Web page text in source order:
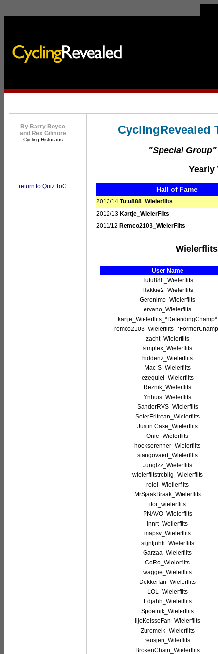
By Barry Boyce
and Rex Gilmore
Cycling Historians
return to Quiz ToC
CyclingRevealed
"Special
Yearly
Hall of Fame
2013/14 Tutu888_Wielerflits
2012/13 Kartje_WielerFlits
2011/12 Remco2103_WielerFlits
User Name
Tutu888_Wielerflits
Hakkie2_Wielerflits
Geronimo_Wielerflits
ervano_Wielerflits
kartje_Wielerflits_*DefendingChamp*
zacht_Wielerflits
simplex_Wielerflits
hiddenz_Wielerflits
Mac-S_Wielerflits
ezequiel_Wielerflits
Reznik_Wielerflits
Ynhuis_Wielerflits
SanderRVS_Wielerflits
SolerEritrean_Wielerflits
Justin Case_Wielerflits
Onie_Wielerflits
hoekserenner_Wielerflits
stangovaert_Wielerflits
Junglzz_Wielerflits
wielerflitstrebilg_Wielerflits
rolei_Wielierflits
MrSjaakBraak_Wielerflits
ifor_wielerflits
PNAVO_Wielerflits
lnnrt_Weilerflits
mapsv_Wielerflits
stijntjuhh_Wielerflits
Garzaa_Wielerflits
CeRo_Wielerflits
waggie_Wielerflits
Dekkerfan_Wielerflits
LOL_Wielerflits
Edjahh_Wielerflits
Spoetnik_Wielerflits
IljoKeisseFan_Wielerflits
Zuremelk_Wielerflits
reusjen_Wilerflits
BrokenChain_Wielerflits